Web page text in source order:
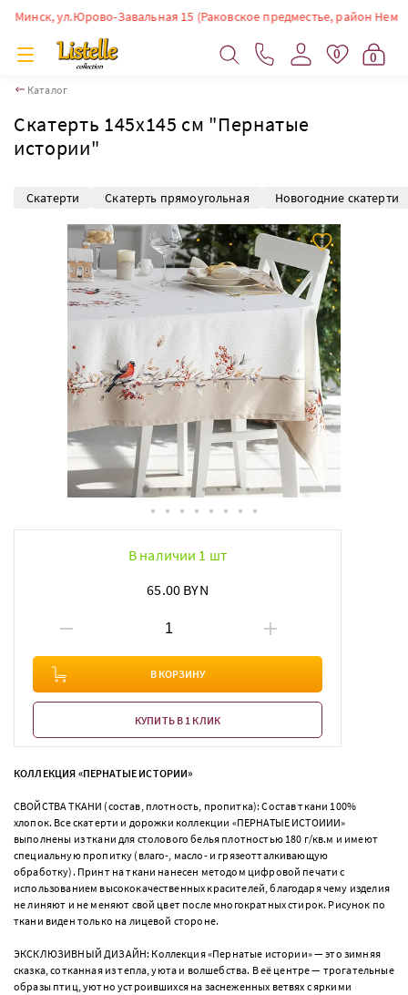
ул.Юрово-Завальная 15 (Раковское предместье, район
0 0
Каталог
Скатерть 145х145 см "Пернатые
истории"
Скатерти Скатерть прямоугольная Новогодние скатерти
В наличии 1 шт
65.00 BYN
В КОРЗИНУ
КУПИТЬ В 1 КЛИК
КОЛЛЕКЦИЯ «ПЕРНАТЫЕ ИСТОРИИ»
СВОЙСТВА ТКАНИ (состав, плотность, пропитка): Состав ткани 100%
хлопок. Все скатерти и дорожки коллекции «ПЕРНАТЫЕ ИСТОИИИ»
выполнены из ткани для столового белья плотностью 180 г/кв.м и имеют
специальную пропитку (влаго-, масло- и грязеотталкивающую
обработку). Принт на ткани нанесен методом цифровой печати с
использованием высококачественных красителей, благодаря чему изделия
не линяют и не меняют свой цвет после многократных стирок. Рисунок по
ткани виден только на лицевой стороне.
ЭКСКЛЮЗИВНЫЙ ДИЗАЙН: Коллекция «Пернатые истории» — это зимняя
сказка, сотканная из тепла, уюта и волшебства. В её центре — трогательные
образы птиц, уютно устроившихся на заснеженных ветвях с яркими